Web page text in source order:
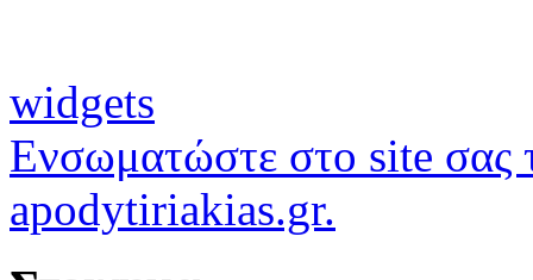
widgets
Ενσωματώστε στο site σας
apodytiriakias.gr.